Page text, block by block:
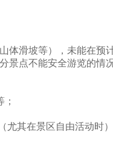
体滑坡等），未能在预
点不能安全游览的情
其在景区自由活动时